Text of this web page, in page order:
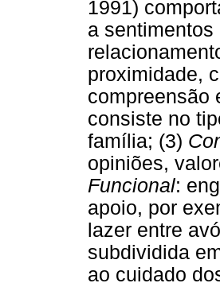
1991)
a
proximidade,
compreensão
consiste no
família; (3)
opiniões,
Funcional:
apoio, por
lazer entre
subdividida
ao cuidado